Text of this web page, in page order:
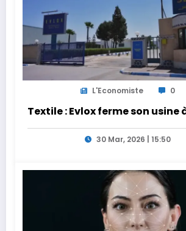
L'Economiste 0
Textile : Evlox ferme son usine
30 Mar, 2026 | 15:50